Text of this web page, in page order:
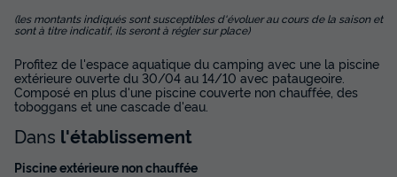
(les montants indiqués sont susceptibles d'évoluer au cours de la saison et
sont à titre indicatif, ils seront à régler sur place)
Profitez de l'espace aquatique du camping avec une la piscine
extérieure ouverte du 30/04 au 14/10 avec pataugeoire.
Composé en plus d'une piscine couverte non chauffée, des
toboggans et une cascade d'eau.
Dans l'établissement
Piscine extérieure non chauffée